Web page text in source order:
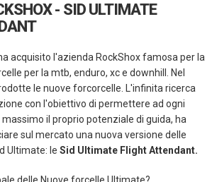
- SID ULTIMATE
acquisito l'azienda RockShox famosa per la
per la mtb, enduro, xc e downhill. Nel
le nuove forcorcelle. L'infinita ricerca
con l'obiettivo di permettere ad ogni
il proprio potenziale di guida, ha
sul mercato una nuova versione delle
Ultimate: le Sid Ultimate Flight Attendant.